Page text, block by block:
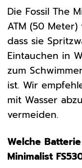
Die Fossil The
ATM (50
dass sie
Eintauchen in
zum
ist. Wir
mit Wasser
vermeiden.
Welche
Minimalist